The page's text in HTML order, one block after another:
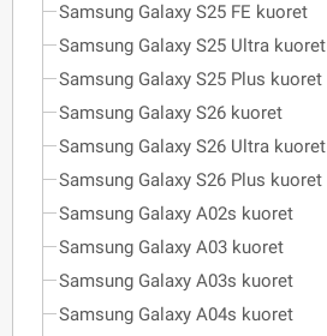
Samsung Galaxy S25 FE kuoret
Samsung Galaxy S25 Ultra kuoret
Samsung Galaxy S25 Plus kuoret
Samsung Galaxy S26 kuoret
Samsung Galaxy S26 Ultra kuoret
Samsung Galaxy S26 Plus kuoret
Samsung Galaxy A02s kuoret
Samsung Galaxy A03 kuoret
Samsung Galaxy A03s kuoret
Samsung Galaxy A04s kuoret